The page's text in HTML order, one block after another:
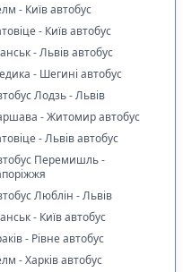
- Київ автобус
- Київ автобус
- Львів автобус
- Шегині автобус
Лодзь - Львів
- Житомир автобус
- Львів автобус
Перемишль -
Люблін - Львів
- Київ автобус
- Рівне автобус
- Харків автобус